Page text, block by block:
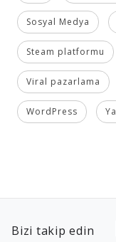
Sosyal Medya
Steam platformu
Viral pazarlama
WordPress
Bizi takip edin